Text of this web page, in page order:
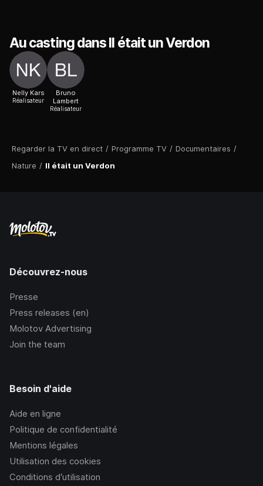
Regarder la TV en direct / Programme TV / Documentaires /
Nature / Il était un Verdon
Au casting dans Il était un Verdon
Nelly Kars
Réalisateur
Bruno
Lambert
Réalisateur
Découvrez-nous
Presse
Press releases (en)
Molotov Advertising
Join the team
Besoin d'aide
Aide en ligne
Politique de confidentialité
Mentions légales
Utilisation des cookies
Conditions d’utilisation